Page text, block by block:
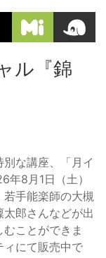
ル『錦
な講座、「月イ
8月1日（土）
若手能楽師の大槻
郎さんなどが出
ことができま
ィにて販売中で